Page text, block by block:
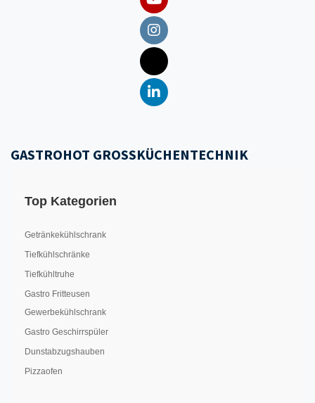
GASTROHOT GROSSKÜCHENTECHNIK
Top Kategorien
Getränkekühlschrank
Tiefkühlschränke
Tiefkühltruhe
Gastro Fritteusen
Gewerbekühlschrank
Gastro Geschirrspüler
Dunstabzugshauben
Pizzaofen